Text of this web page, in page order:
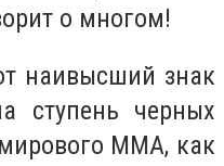
о многом!
наивысший знак
ступень черных
ММА, как